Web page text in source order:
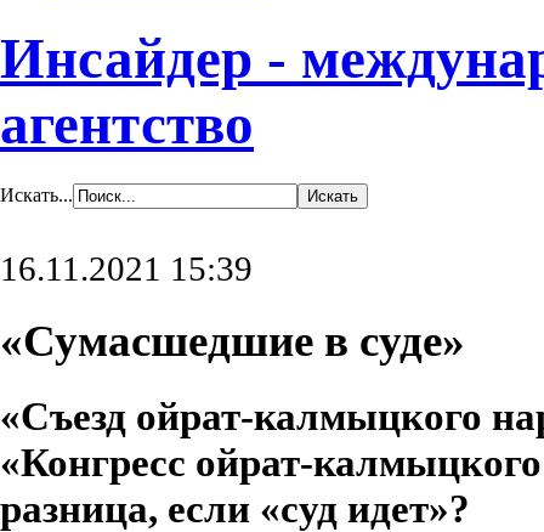
Инсайдер -
агентство
Искать...
16.11.2021 15:39
«Сумасшедшие в суде»
«Съезд ойрат-калмыцкого
«Конгресс ойрат-
разница, если «суд идет»?